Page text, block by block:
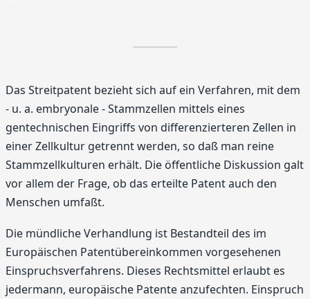
Das Streitpatent bezieht sich auf ein Verfahren, mit dem
- u. a. embryonale - Stammzellen mittels eines
gentechnischen Eingriffs von differenzierteren Zellen in
einer Zellkultur getrennt werden, so daß man reine
Stammzellkulturen erhält. Die öffentliche Diskussion galt
vor allem der Frage, ob das erteilte Patent auch den
Menschen umfaßt.
Die mündliche Verhandlung ist Bestandteil des im
Europäischen Patentübereinkommen vorgesehenen
Einspruchsverfahrens. Dieses Rechtsmittel erlaubt es
jedermann, europäische Patente anzufechten. Einspruch